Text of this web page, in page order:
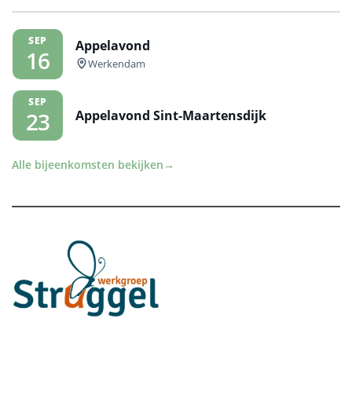
SEP
16
Appelavond
Werkendam
SEP
23 Appelavond Sint-Maartensdijk
Alle bijeenkomsten bekijken →